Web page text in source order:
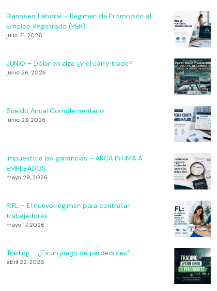
Blanqueo Laboral – Regimen de Promoción al
Empleo Registrado (PER)
julio 31, 2026
JUNIO – Dólar en alza ¿y el carry trade?
junio 26, 2026
Sueldo Anual Complementario
junio 23, 2026
Impuesto a las ganancias – ARCA INTIMA A
EMPLEADOS
mayo 29, 2026
RIFL – El nuevo régimen para contratar
trabajadores
mayo 17, 2026
Trading – ¿Es un juego de perdedores?
abril 22, 2026